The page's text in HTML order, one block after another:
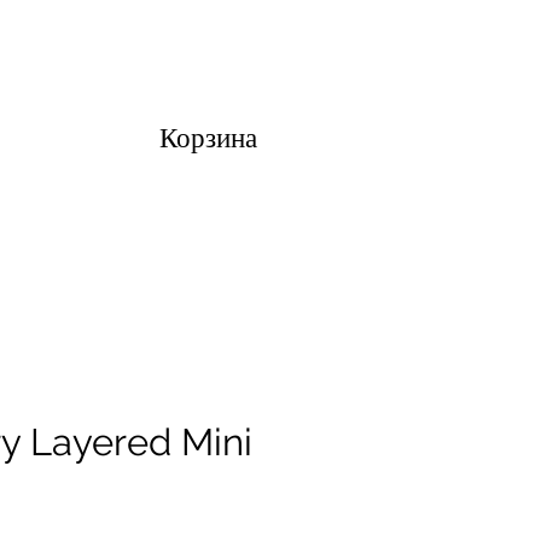
Layered Mini
Корзина